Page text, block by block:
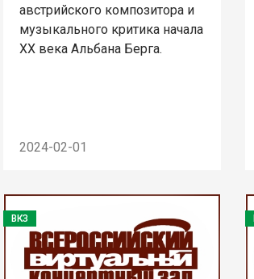
австрийского композитора и
музыкального критика начала
ХХ века Альбана Берга.
2024-02-01
ВКЗ